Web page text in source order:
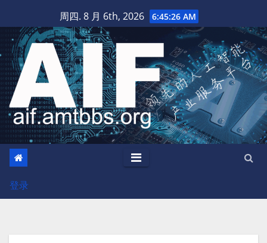
至
内
容
周四. 8 月 6th, 2026 6:45:26 AM
登录